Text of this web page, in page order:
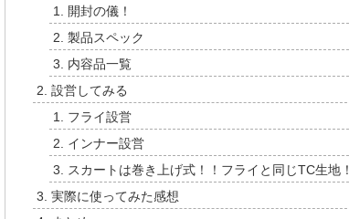
開封の儀！
製品スペック
内容品一覧
設営してみる
フライ設営
インナー設営
スカートは巻き上げ式！！フライと同じTC生地！
実際に使ってみた感想